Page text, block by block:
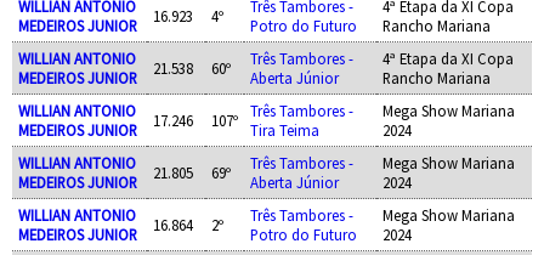
WILLIAN ANTONIO
MEDEIROS JUNIOR
16.923 4º
Três Tambores -
Potro do Futuro
4ª Etapa da XI Copa
Rancho Mariana
WILLIAN ANTONIO
MEDEIROS JUNIOR
21.538 60º
Três Tambores -
Aberta Júnior
4ª Etapa da XI Copa
Rancho Mariana
WILLIAN ANTONIO
MEDEIROS JUNIOR
17.246 107º
Três Tambores -
Tira Teima
Mega Show Mariana
2024
WILLIAN ANTONIO
MEDEIROS JUNIOR
21.805 69º
Três Tambores -
Aberta Júnior
Mega Show Mariana
2024
WILLIAN ANTONIO
MEDEIROS JUNIOR
16.864 2º
Três Tambores -
Potro do Futuro
Mega Show Mariana
2024